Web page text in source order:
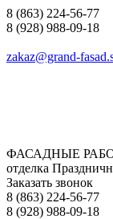
8 (863) 224-56-77
8 (928) 988-09-18
zakaz@grand-
ФАСАДНЫЕ
отделка
Заказать звонок
8 (863) 224-56-77
8 (928) 988-09-18